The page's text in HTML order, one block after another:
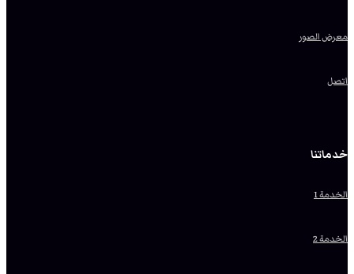
معرض الصور
اتصل
خدماتنا
الخدمة 1
الخدمة 2